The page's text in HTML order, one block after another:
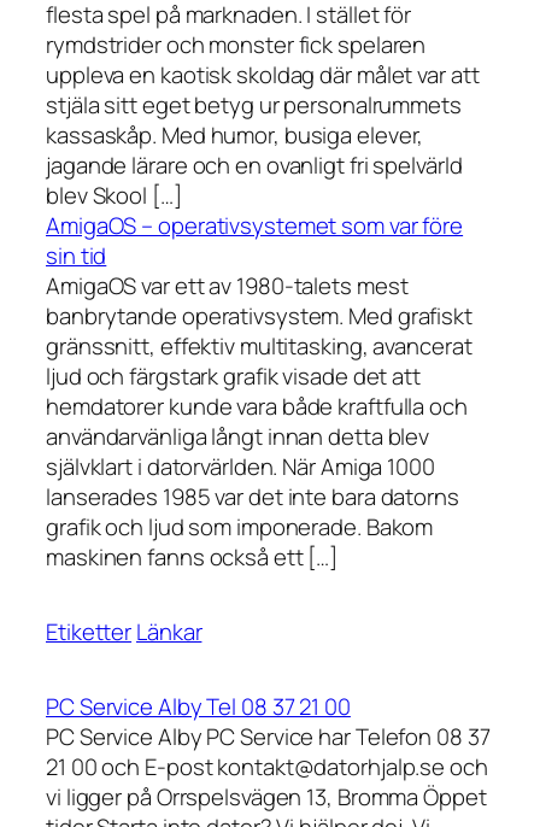
flesta spel på marknaden. I stället för
rymdstrider och monster fick spelaren
uppleva en kaotisk skoldag där målet var att
stjäla sitt eget betyg ur personalrummets
kassaskåp. Med humor, busiga elever,
jagande lärare och en ovanligt fri spelvärld
blev Skool […]
AmigaOS – operativsystemet som var före
sin tid
AmigaOS var ett av 1980-talets mest
banbrytande operativsystem. Med grafiskt
gränssnitt, effektiv multitasking, avancerat
ljud och färgstark grafik visade det att
hemdatorer kunde vara både kraftfulla och
användarvänliga långt innan detta blev
självklart i datorvärlden. När Amiga 1000
lanserades 1985 var det inte bara datorns
grafik och ljud som imponerade. Bakom
maskinen fanns också ett […]
EtiketterLänkar
PC Service Alby Tel 08 37 21 00
PC Service Alby PC Service har Telefon 08 37
21 00 och E-post kontakt@datorhjalp.se och
vi ligger på Orrspelsvägen 13, Bromma Öppet